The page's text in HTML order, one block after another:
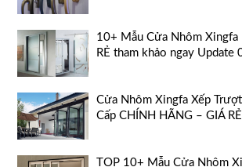
10+ Mẫu Cửa Nhôm Xingfa
RẺ tham khảo ngay
Cửa Nhôm Xingfa Xếp
Cấp CHÍNH HÃNG – GIÁ
TOP 10+ Mẫu Cửa Nhôm